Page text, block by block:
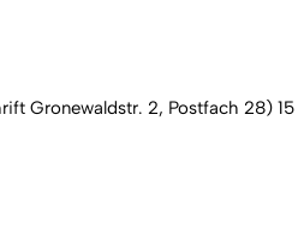
Gronewaldstr. 2, Postfach 28) 15